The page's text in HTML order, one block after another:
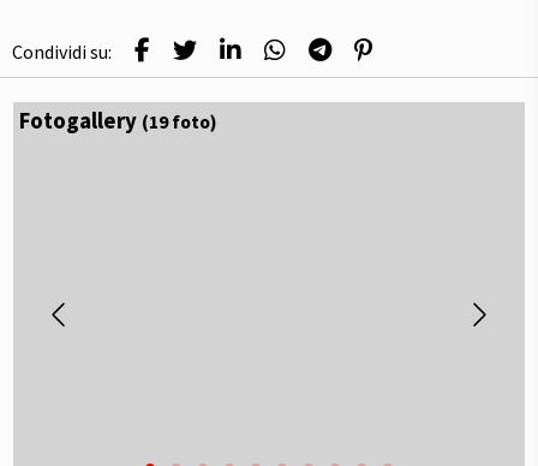
Condividi su:
Fotogallery (19 foto)